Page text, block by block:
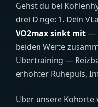
Gehst du bei
drei Dinge: 1. Dein
VO2max sinkt mit—
beiden Werte
Übertraining —
erhöhter Ruhepuls,
Über unsere Kohorte